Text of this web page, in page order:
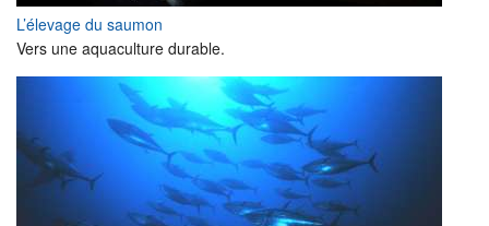
L’élevage du saumon
Vers une aquaculture durable.